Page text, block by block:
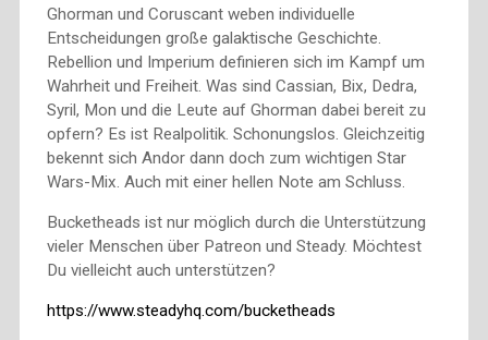
Ghorman und Coruscant weben individuelle
Entscheidungen große galaktische Geschichte.
Rebellion und Imperium definieren sich im Kampf um
Wahrheit und Freiheit. Was sind Cassian, Bix, Dedra,
Syril, Mon und die Leute auf Ghorman dabei bereit zu
opfern? Es ist Realpolitik. Schonungslos. Gleichzeitig
bekennt sich Andor dann doch zum wichtigen Star
Wars-Mix. Auch mit einer hellen Note am Schluss.
Bucketheads ist nur möglich durch die Unterstützung
vieler Menschen über Patreon und Steady. Möchtest
Du vielleicht auch unterstützen?
https://www.steadyhq.com/bucketheads